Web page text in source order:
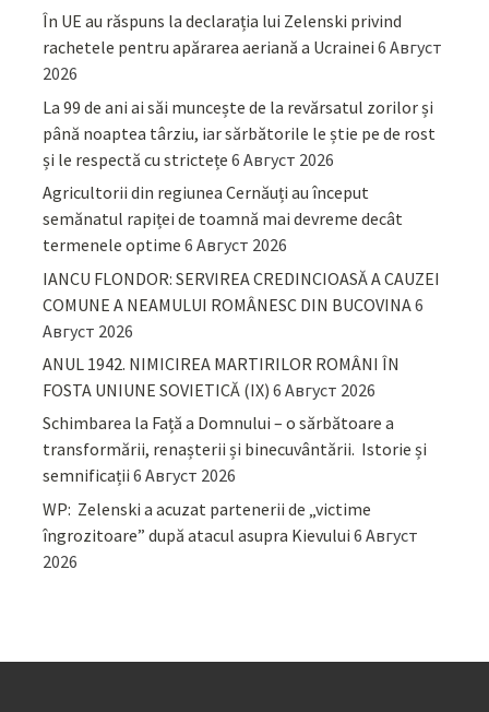
În UE au răspuns la declarația lui Zelenski privind
rachetele pentru apărarea aeriană a Ucrainei 6 Август
2026
La 99 de ani ai săi muncește de la revărsatul zorilor și
până noaptea târziu, iar sărbătorile le știe pe de rost
și le respectă cu strictețe 6 Август 2026
Agricultorii din regiunea Cernăuți au început
semănatul rapiței de toamnă mai devreme decât
termenele optime 6 Август 2026
IANCU FLONDOR: SERVIREA CREDINCIOASĂ A CAUZEI
COMUNE A NEAMULUI ROMÂNESC DIN BUCOVINA6
Август 2026
ANUL 1942. NIMICIREA MARTIRILOR ROMÂNI ÎN
FOSTA UNIUNE SOVIETICĂ (IX) 6 Август 2026
Schimbarea la Față a Domnului – o sărbătoare a
transformării, renașterii și binecuvântării. Istorie și
semnificații 6 Август 2026
WP: Zelenski a acuzat partenerii de „victime
îngrozitoare” după atacul asupra Kievului 6 Август
2026